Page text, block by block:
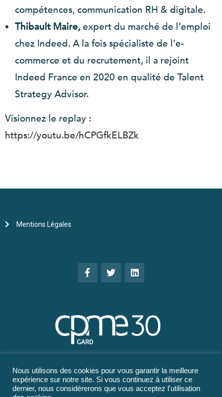
compétences, communication RH & digitale.
Thibault Maire,expert du marché de l’emploi
chez Indeed. A la fois spécialiste de l’e-
commerce et du recrutement, il a rejoint
Indeed France en 2020 en qualité de Talent
Strategy Advisor.
Visionnez le replay :
https://youtu.be/hCPGfkELBZk
Mentions Légales
Nous utilisons des cookies pour vous garantir la meilleure
expérience sur notre site. Si vous continuez à utiliser ce
dernier, nous considérerons que vous acceptez l'utilisation